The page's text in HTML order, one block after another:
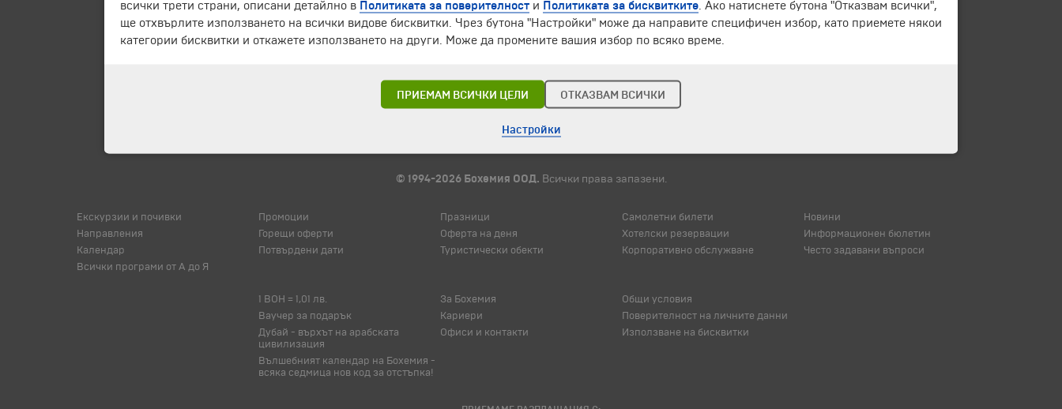
ЧЛЕН НА
© 1994-2026 Бохемия ООД. Всички права запазени.
Екскурзии и почивки
Направления
Календар
Всички програми от А до Я
Промоции
Горещи оферти
Потвърдени дати
Празници
Оферта на деня
Туристически обекти
Самолетни билети
Хотелски резервации
Корпоративно обслужване
Новини
Информационен бюлетин
Често задавани въпроси
1 BOH = 1,01 лв.
Ваучер за подарък
Дубай - върхът на арабската
цивилизация
Вълшебният календар на Бохемия -
всяка седмица нов код за отстъпка!
За Бохемия
Кариери
Офиси и контакти
Общи условия
Поверителност на личните данни
Използване на бисквитки
всички трети страни, описани детайлно в Политиката за поверителност и Политиката за бисквитките . Ако натиснете бутона "Отказвам всички",
ще отхвърлите използването на всички видове бисквитки. Чрез бутона "Настройки" може да направите специфичен избор, като приемете някои
категории бисквитки и откажете използването на други. Може да промените вашия избор по всяко време.
ПРИЕМАМ ВСИЧКИ ЦЕЛИ ОТКАЗВАМ ВСИЧКИ
Настройки